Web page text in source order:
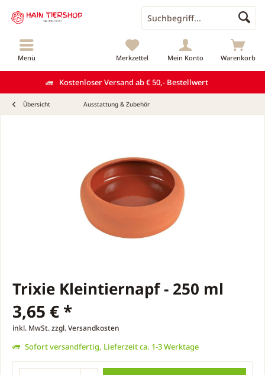
Kostenloser Versand ab € 50,- Bestellwert
Menü Warenkorb
Merkzettel Mein Konto
Übersicht Ausstattung & Zubehör
Trixie Kleintiernapf - 250 ml
3,65 € *
inkl. MwSt.zzgl. Versandkosten
Sofort versandfertig, Lieferzeit ca. 1-3 Werktage